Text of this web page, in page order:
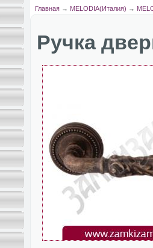
Главная→ MELODIA(Италия) →
Ручка